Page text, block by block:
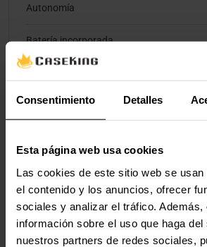
Consentimiento Detalles
Esta página web usa cookies
Las cookies de este sitio web se
el contenido y los anuncios, ofrecer
sociales y analizar el tráfico. Además,
información sobre el uso que haga del
nuestros partners de redes sociales,
Autonomía
Batería incorporada
Peso y dimensiones
Ancho
Profundidad